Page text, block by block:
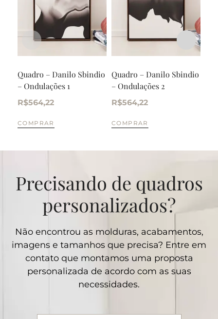
Quadro – Danilo Sbindio
– Ondulações 1
R$564,22
COMPRAR
Quadro – Danilo Sbindio
– Ondulações 2
R$564,22
COMPRAR
Precisando de quadros
personalizados?
Não encontrou as molduras, acabamentos,
imagens e tamanhos que precisa? Entre em
contato que montamos uma proposta
personalizada de acordo com as suas
necessidades.